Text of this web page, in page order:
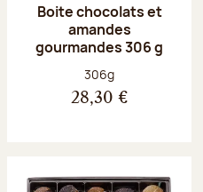
Boite chocolats et
amandes
gourmandes 306 g
Poids net :
306g
28,30 €